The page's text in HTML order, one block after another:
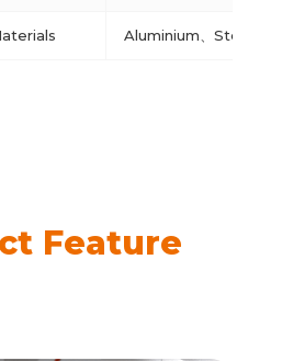
Aluminium、Steel
Feature